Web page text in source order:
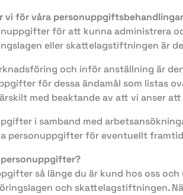
vi för våra
för att kunna administrera
eller skattelagstiftningen är
och inför anställning är
för dessa ändamål som listas
med beaktande av att vi anser
i samband med
personuppgifter för eventuellt
så länge du är kund hos oss
och skattelagstiftningen.